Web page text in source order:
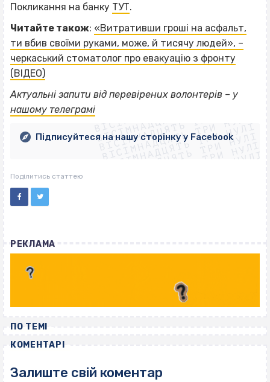
Покликання на банку ТУТ.
Читайте також: «Витративши гроші на асфальт,
ти вбив своїми руками, може, й тисячу людей», –
черкаський стоматолог про евакуацію з фронту
(ВІДЕО)
Актуальні запити від перевірених волонтерів – у
нашому телеграміВІСІМНАДЦЯТЬ ТРИ НУЛІ
ВІСІМНАДЦЯТЬ ТРИ НУЛІ
ВІСІМНАДЦЯТЬ ТРИ НУЛІ
ВІСІМНАДЦЯТЬ ТРИ НУЛІ
ВІСІМНАДЦЯТЬ ТРИ НУЛІ
ВІСІМНАДЦЯТЬ ТРИ НУЛІ
ВІСІМНАДЦЯТЬ ТРИ НУЛІ
ВІСІМНАДЦЯТЬ ТРИ НУЛІ
Підписуйтеся на нашу сторінку у Facebook
Поділитись статтею
РЕКЛАМА
ПО ТЕМІ
КОМЕНТАРІ
Залиште свій коментар